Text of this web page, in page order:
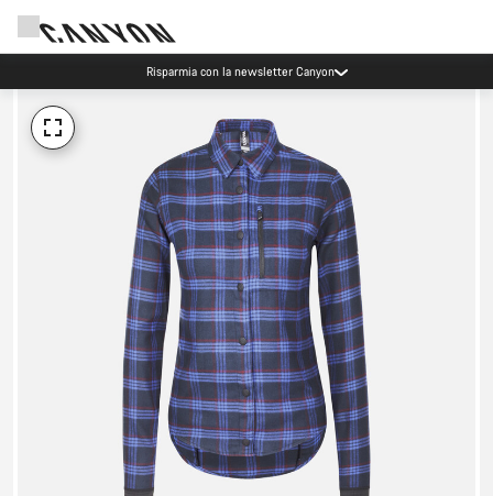
Risparmia con la newsletter Canyon